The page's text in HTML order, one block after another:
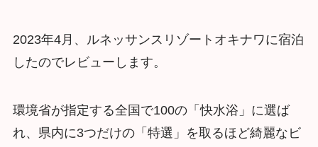
2023年4月、ルネッサンスリゾートオキナワに宿泊
したのでレビューします。
環境省が指定する全国で100の「快水浴」に選ば
れ、県内に3つだけの「特選」を取るほど綺麗なビ